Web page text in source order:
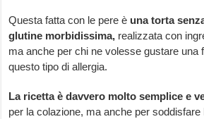
Questa fatta con le pere è una torta
glutine morbidissima, realizzata con
ma anche per chi ne volesse gustare una
questo tipo di allergia.
La ricetta è davvero molto semplice e
per la colazione, ma anche per soddisfare